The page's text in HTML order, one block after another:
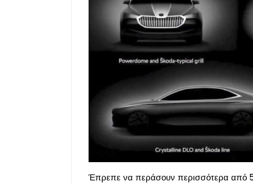
Έπρεπε να περάσουν περισσότερα από